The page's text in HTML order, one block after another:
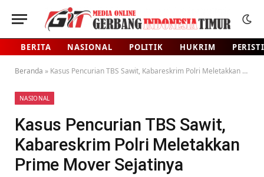
BERITA NASIONAL POLITIK HUKRIM
Beranda » Kasus Pencurian TBS Sawit, Kabareskrim Polri Meletakkan Prime Mover Sejatinya Penyidik dalam Bingkai Criminal Justice System
NASIONAL
Kasus Pencurian TBS Sawit,
Kabareskrim Polri Meletakkan
Prime Mover Sejatinya